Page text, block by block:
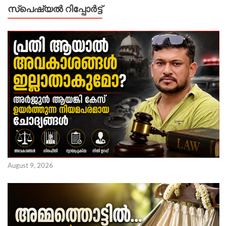
സ്പെഷ്യൽ റിപ്പോര്‍ട്ട്
August 9, 2026